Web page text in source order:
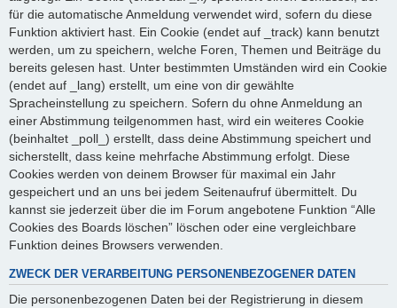
für die automatische Anmeldung verwendet wird, sofern du diese
Funktion aktiviert hast. Ein Cookie (endet auf _track) kann benutzt
werden, um zu speichern, welche Foren, Themen und Beiträge du
bereits gelesen hast. Unter bestimmten Umständen wird ein Cookie
(endet auf _lang) erstellt, um eine von dir gewählte
Spracheinstellung zu speichern. Sofern du ohne Anmeldung an
einer Abstimmung teilgenommen hast, wird ein weiteres Cookie
(beinhaltet _poll_) erstellt, dass deine Abstimmung speichert und
sicherstellt, dass keine mehrfache Abstimmung erfolgt. Diese
Cookies werden von deinem Browser für maximal ein Jahr
gespeichert und an uns bei jedem Seitenaufruf übermittelt. Du
kannst sie jederzeit über die im Forum angebotene Funktion “Alle
Cookies des Boards löschen” löschen oder eine vergleichbare
Funktion deines Browsers verwenden.
ZWECK DER VERARBEITUNG PERSONENBEZOGENER DATEN
Die personenbezogenen Daten bei der Registrierung in diesem